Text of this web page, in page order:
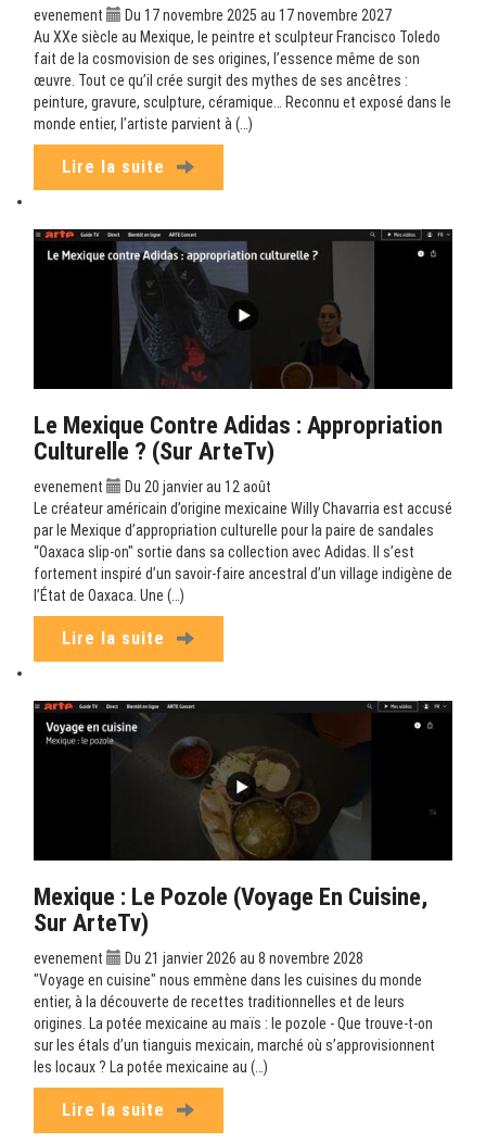
evenement
Du 17 novembre 2025 au 17 novembre 2027
Au XXe siècle au Mexique, le peintre et sculpteur Francisco Toledo
fait de la cosmovision de ses origines, l’essence même de son
œuvre. Tout ce qu’il crée surgit des mythes de ses ancêtres :
peinture, gravure, sculpture, céramique… Reconnu et exposé dans le
monde entier, l’artiste parvient à (…)
Lire la suite
Le Mexique Contre Adidas : Appropriation
Culturelle ? (sur ArteTv)
evenement
Du 20 janvier au 12 août
Le créateur américain d’origine mexicaine Willy Chavarria est accusé
par le Mexique d’appropriation culturelle pour la paire de sandales
“Oaxaca slip-on" sortie dans sa collection avec Adidas. Il s’est
fortement inspiré d’un savoir-faire ancestral d’un village indigène de
l’État de Oaxaca. Une (…)
Lire la suite
Mexique : Le Pozole (Voyage En Cuisine,
Sur ArteTv)
evenement
Du 21 janvier 2026 au 8 novembre 2028
"Voyage en cuisine" nous emmène dans les cuisines du monde
entier, à la découverte de recettes traditionnelles et de leurs
origines. La potée mexicaine au maïs : le pozole - Que trouve-t-on
sur les étals d’un tianguis mexicain, marché où s’approvisionnent
les locaux ? La potée mexicaine au (…)
Lire la suite